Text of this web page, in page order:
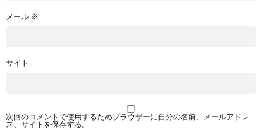
メール ※
サイト
次回のコメントで使用するためブラウザーに自分の名前、メールアドレ
ス、サイトを保存する。